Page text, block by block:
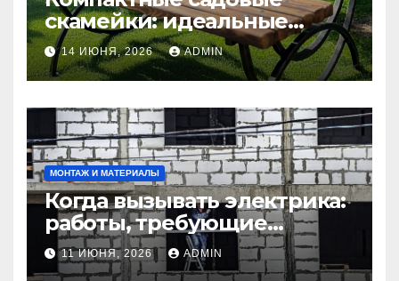
скамейки: идеальные
решения Madmetal.ru для
маленьких участков
14 ИЮНЯ, 2026 ADMIN
МОНТАЖ И МАТЕРИАЛЫ
Когда вызывать электрика:
работы, требующие
профессионала Электрик
круглосуточно
11 ИЮНЯ, 2026 ADMIN